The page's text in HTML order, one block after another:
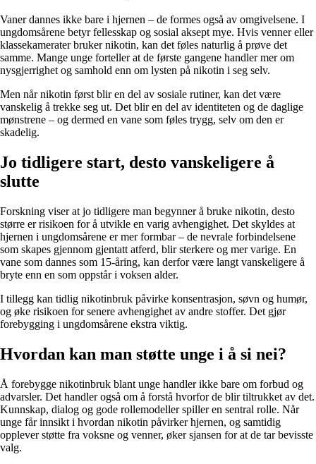
Vaner dannes ikke bare i hjernen – de formes også av omgivelsene. I
ungdomsårene betyr fellesskap og sosial aksept mye. Hvis venner eller
klassekamerater bruker nikotin, kan det føles naturlig å prøve det
samme. Mange unge forteller at de første gangene handler mer om
nysgjerrighet og samhold enn om lysten på nikotin i seg selv.
Men når nikotin først blir en del av sosiale rutiner, kan det være
vanskelig å trekke seg ut. Det blir en del av identiteten og de daglige
mønstrene – og dermed en vane som føles trygg, selv om den er
skadelig.
Jo tidligere start, desto vanskeligere å
slutte
Forskning viser at jo tidligere man begynner å bruke nikotin, desto
større er risikoen for å utvikle en varig avhengighet. Det skyldes at
hjernen i ungdomsårene er mer formbar – de nevrale forbindelsene
som skapes gjennom gjentatt atferd, blir sterkere og mer varige. En
vane som dannes som 15-åring, kan derfor være langt vanskeligere å
bryte enn en som oppstår i voksen alder.
I tillegg kan tidlig nikotinbruk påvirke konsentrasjon, søvn og humør,
og øke risikoen for senere avhengighet av andre stoffer. Det gjør
forebygging i ungdomsårene ekstra viktig.
Hvordan kan man støtte unge i å si nei?
Å forebygge nikotinbruk blant unge handler ikke bare om forbud og
advarsler. Det handler også om å forstå hvorfor de blir tiltrukket av det.
Kunnskap, dialog og gode rollemodeller spiller en sentral rolle. Når
unge får innsikt i hvordan nikotin påvirker hjernen, og samtidig
opplever støtte fra voksne og venner, øker sjansen for at de tar bevisste
valg.